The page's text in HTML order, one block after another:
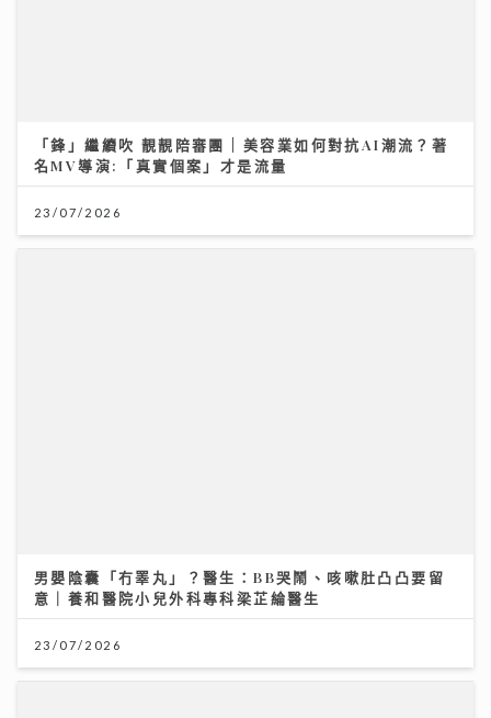
「鋒」繼續吹 靚靚陪審團 | 美容業如何對抗AI潮流？著
名MV導演:「真實個案」才是流量
23/07/2026
男嬰陰囊「冇睪丸」？醫生：BB哭鬧、咳嗽肚凸凸要留
意｜養和醫院小兒外科專科梁芷綸醫生
23/07/2026